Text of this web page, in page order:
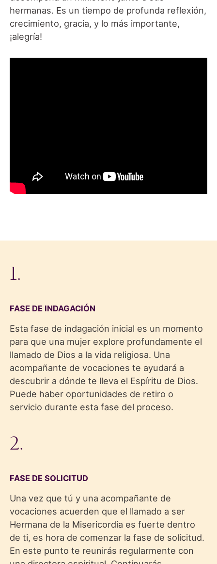
hermanas. Es un tiempo de profunda reflexión,
crecimiento, gracia, y lo más importante,
¡alegría!
1.
FASE DE INDAGACIÓN
Esta fase de indagación inicial es un momento
para que una mujer explore profundamente el
llamado de Dios a la vida religiosa. Una
acompañante de vocaciones te ayudará a
descubrir a dónde te lleva el Espíritu de Dios.
Puede haber oportunidades de retiro o
servicio durante esta fase del proceso.
2.
FASE DE SOLICITUD
Una vez que tú y una acompañante de
vocaciones acuerden que el llamado a ser
Hermana de la Misericordia es fuerte dentro
de ti, es hora de comenzar la fase de solicitud.
En este punto te reunirás regularmente con